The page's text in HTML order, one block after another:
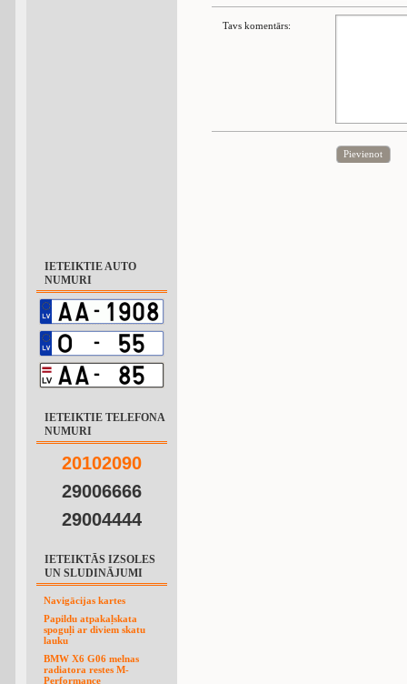
IETEIKTIE AUTO
NUMURI
IETEIKTIE TELEFONA
NUMURI
20102090
29006666
29004444
IETEIKTĀS IZSOLES
UN SLUDINĀJUMI
Navigācijas kartes
Papildu atpakaļskata
spoguļi ar diviem skatu
lauku
BMW X6 G06 melnas
radiatora restes M-
Performance
Tavs komentārs:
Pievienot